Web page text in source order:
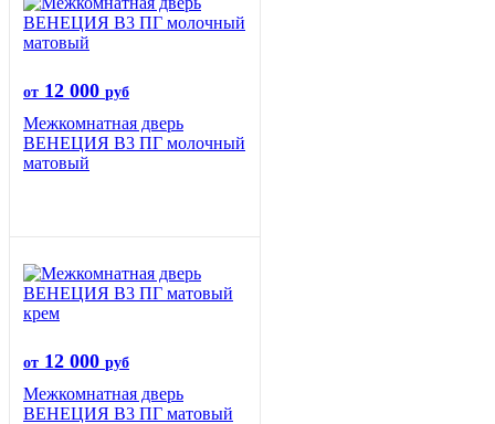
от 12 000 руб
Межкомнатная дверь
ВЕНЕЦИЯ B3 ПГ молочный
матовый
от 12 000 руб
Межкомнатная дверь
ВЕНЕЦИЯ B3 ПГ матовый